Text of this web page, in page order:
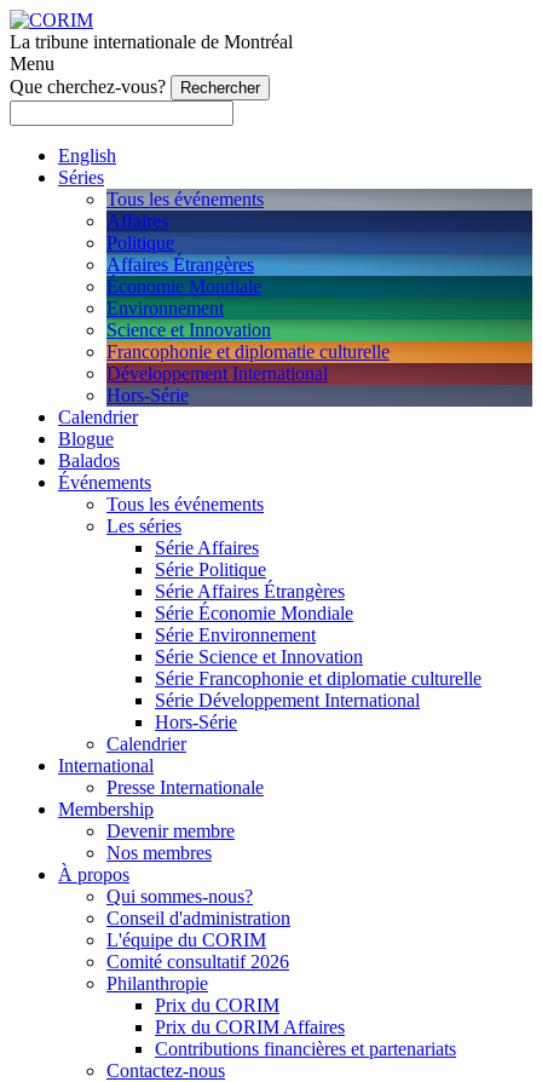
La tribune internationale de Montréal
Menu
Que cherchez-vous?
English
Séries
Tous les événements
Affaires
Politique
Affaires Étrangères
Économie Mondiale
Environnement
Science et Innovation
Francophonie et diplomatie culturelle
Développement International
Hors-Série
Calendrier
Blogue
Balados
Événements
Tous les événements
Les séries
Série Affaires
Série Politique
Série Affaires Étrangères
Série Économie Mondiale
Série Environnement
Série Science et Innovation
Série Francophonie et diplomatie culturelle
Série Développement International
Hors-Série
Calendrier
International
Presse Internationale
Membership
Devenir membre
Nos membres
À propos
Qui sommes-nous?
Conseil d'administration
L'équipe du CORIM
Comité consultatif 2026
Philanthropie
Prix du CORIM
Prix du CORIM Affaires
Contributions financières et partenariats
Contactez-nous